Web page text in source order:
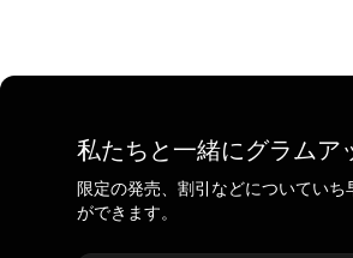
私たちと一緒にグラムア
限定の発売、割引などについていち
ができます。